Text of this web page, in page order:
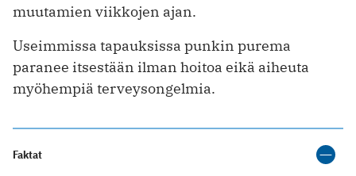
muutamien viikkojen ajan.
Useimmissa tapauksissa punkin purema
paranee itsestään ilman hoitoa eikä aiheuta
myöhempiä terveysongelmia.
Faktat